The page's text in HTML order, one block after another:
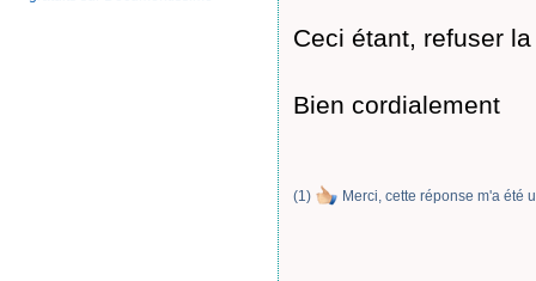
Ceci étant, refuser
Bien cordialement
(1) Merci, cette réponse m'a été